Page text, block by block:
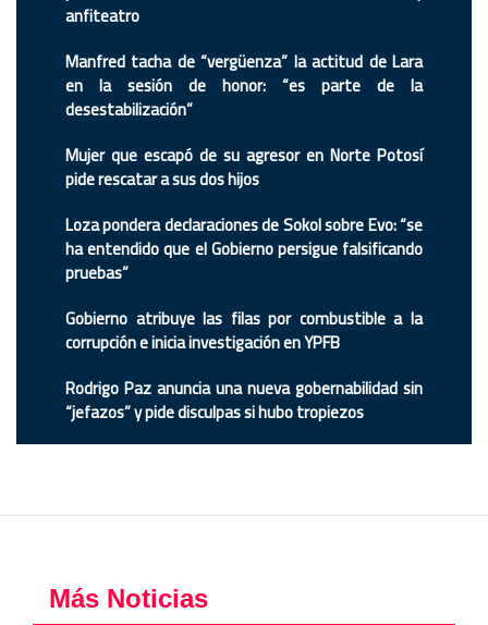
anfiteatro
Manfred tacha de “vergüenza” la actitud de Lara
en la sesión de honor: “es parte de la
desestabilización”
Mujer que escapó de su agresor en Norte Potosí
pide rescatar a sus dos hijos
Loza pondera declaraciones de Sokol sobre Evo: “se
ha entendido que el Gobierno persigue falsificando
pruebas”
Gobierno atribuye las filas por combustible a la
corrupción e inicia investigación en YPFB
Rodrigo Paz anuncia una nueva gobernabilidad sin
“jefazos” y pide disculpas si hubo tropiezos
Más Noticias